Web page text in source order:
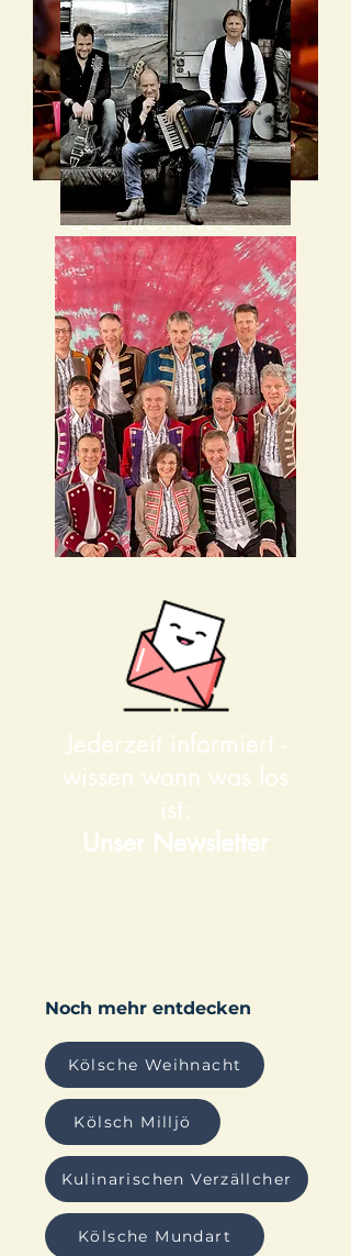
Überschrift 2
Noch mehr entdecken
Kölsche Weihnacht
Kölsch Milljö
Kulinarischen Verzällcher
Kölsche Mundart
Jederzeit informiert -
wissen wann was los
ist:
Unser Newsletter